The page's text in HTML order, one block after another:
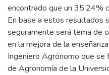
encontrado que un 35.24%
En base a estos resultados
seguramente será tema de
en la mejora de la
Ingeniero Agrónomo que se
de Agronomía de la